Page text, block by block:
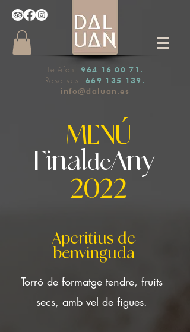
Telèfon. 964 16 00 71 .
Reserves. 669 135 139 .
info@daluan.es
MENÚ
FinaldeAny
2022
Aperitius de
benvinguda
Torró de formatge tendre, fruits
secs, amb vel de figues.